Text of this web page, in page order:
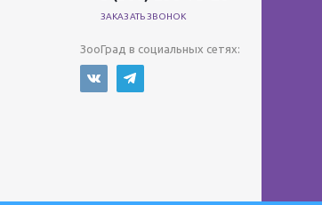
ЗАКАЗАТЬ ЗВОНОК
ЗооГрад в социальных сетях: